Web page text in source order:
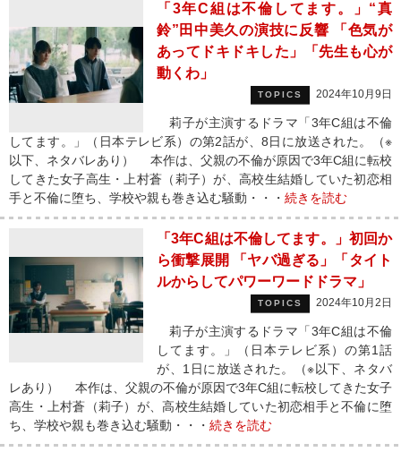
「3年C組は不倫してます。」“真
鈴”田中美久の演技に反響 「色気が
あってドキドキした」「先生も心が
動くわ」
TOPICS 2024年10月9日
莉子が主演するドラマ「3年C組は不倫
してます。」（日本テレビ系）の第2話が、8日に放送された。（※
以下、ネタバレあり） 本作は、父親の不倫が原因で3年C組に転校
してきた女子高生・上村蒼（莉子）が、高校生結婚していた初恋相
手と不倫に堕ち、学校や親も巻き込む騒動・・・ 続きを読む
「3年C組は不倫してます。」初回か
ら衝撃展開 「ヤバ過ぎる」「タイト
ルからしてパワーワードドラマ」
TOPICS 2024年10月2日
莉子が主演するドラマ「3年C組は不倫
してます。」（日本テレビ系）の第1話
が、1日に放送された。（※以下、ネタバ
レあり） 本作は、父親の不倫が原因で3年C組に転校してきた女子
高生・上村蒼（莉子）が、高校生結婚していた初恋相手と不倫に堕
ち、学校や親も巻き込む騒動・・・ 続きを読む